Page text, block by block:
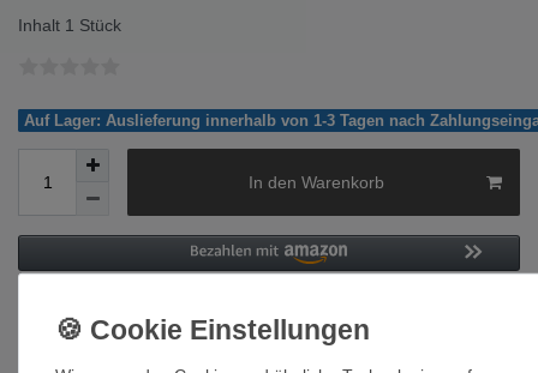
Inhalt 1 Stück
Auf Lager: Auslieferung innerhalb von 1-3 Tagen nach
In den Warenkorb
Wunschliste